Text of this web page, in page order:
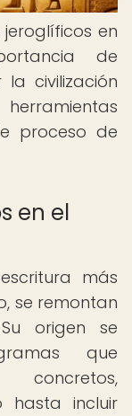
en
de
civilización
proceso de
en el
más
se remontan
origen se
que
hasta incluir